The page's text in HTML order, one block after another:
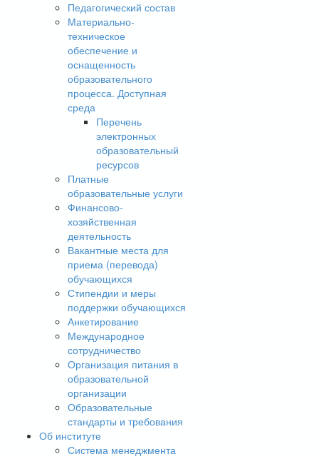
Педагогический состав
Материально-
техническое
обеспечение и
оснащенность
образовательного
процесса. Доступная
среда
Перечень
электронных
образовательный
ресурсов
Платные
образовательные услуги
Финансово-
хозяйственная
деятельность
Вакантные места для
приема (перевода)
обучающихся
Стипендии и меры
поддержки обучающихся
Анкетирование
Международное
сотрудничество
Организация питания в
образовательной
организации
Образовательные
стандарты и требования
Об институте
Система менеджмента